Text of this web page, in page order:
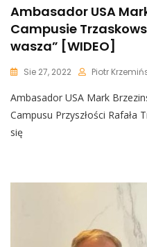
Ambasador USA
Campusie
wasza” [WIDEO]
Sie 27, 2022 Piotr
Ambasador USA Mark
Campusu Przyszłości Rafała
się